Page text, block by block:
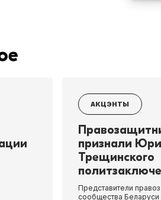
АКЦЭНТЫ
признали
Трещинского
Представители
сообщества Беларуси